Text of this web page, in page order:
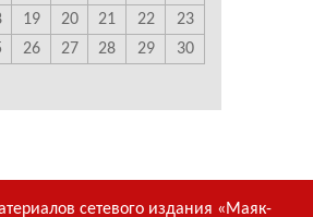
19 20 21 22
23
26 27 28 29
30
сетевого издания «Маяк-